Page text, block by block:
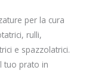
per la cura
rulli,
e spazzolatrici.
tuo prato in